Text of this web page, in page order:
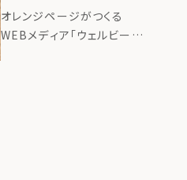
ビーイング100
オレンジページがつくる
WEBメディア「ウェルビーイ